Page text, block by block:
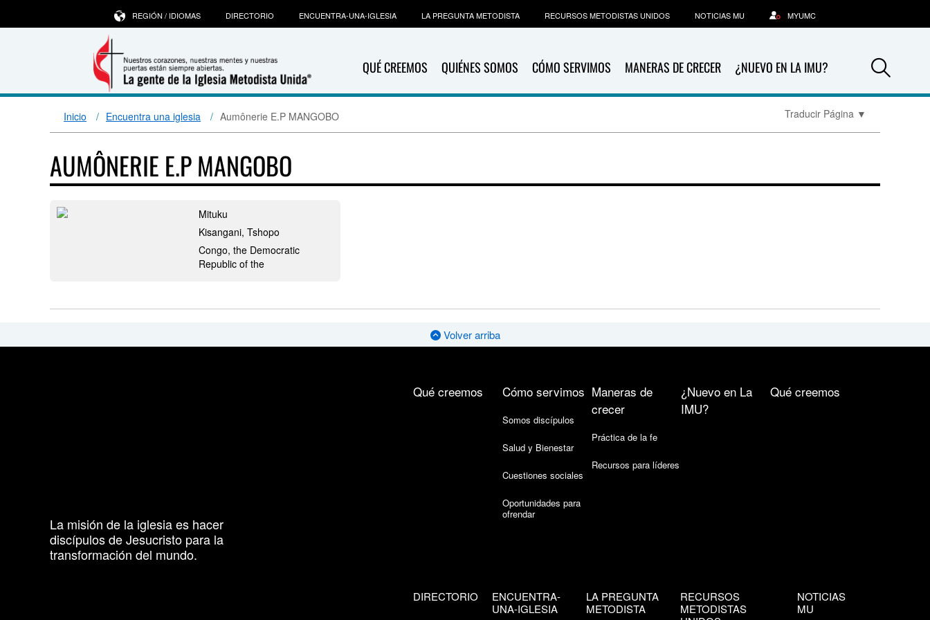
QUÉ CREEMOS QUIÉNES SOMOS CÓMO SERVIMOS MANERAS DE CRECER ¿NUEVO EN LA IMU?
REGIÓN / IDIOMAS DIRECTORIO ENCUENTRA-UNA-IGLESIA LA PREGUNTA METODISTA RECURSOS METODISTAS UNIDOS NOTICIAS MU MYUMC
Inicio Encuentra una iglesia Aumônerie E.P MANGOBO Traducir Página ▼
AUMÔNERIE E.P MANGOBO
Mituku
Kisangani, Tshopo
Congo, the Democratic
Republic of the
Volver arriba
La misión de la iglesia es hacer
discípulos de Jesucristo para la
transformación del mundo.
Qué creemos Cómo servimos
Somos discípulos
Salud y Bienestar
Cuestiones sociales
Oportunidades para
ofrendar
Maneras de
crecer
Práctica de la fe
Recursos para líderes
¿Nuevo en La
IMU?
Qué creemos
DIRECTORIO
ENCUENTRA-
UNA-IGLESIA
LA PREGUNTA
METODISTA
RECURSOS
METODISTAS
NOTICIAS
MU